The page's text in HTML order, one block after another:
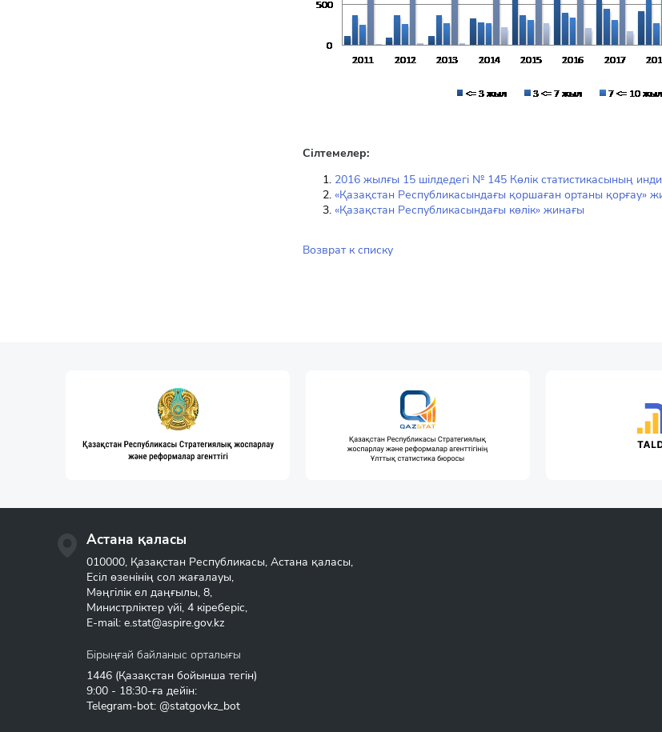
Сілтемелер:
2016 жылғы 15 шілдедегі № 145 Көлік статистикасының
«Қазақстан Республикасындағы қоршаған ортаны қорғау»
«Қазақстан Республикасындағы көлік» жинағы
Возврат к списку
Астана қаласы
010000, Қазақстан Республикасы, Астана қаласы,
Есіл өзенінің сол жағалауы,
Мәңгілік ел даңғылы, 8,
Министрліктер үйі, 4 кіреберіс,
E-mail: e.stat@aspire.gov.kz
Бірыңғай байланыс орталығы
1446 (Қазақстан бойынша тегін)
9:00 - 18:30-ға дейін:
Telegram-bot: @statgovkz_bot